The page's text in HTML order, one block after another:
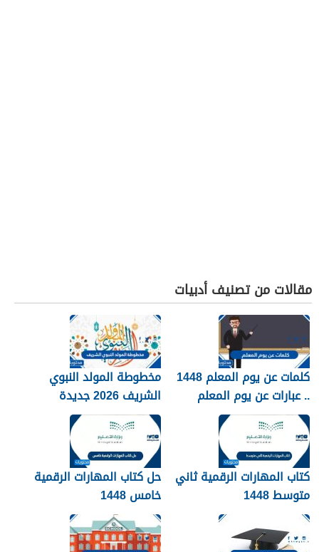
مقالات من تصنيف أدبيات
كلمات عن يوم المعلم 1448
.. عبارات عن يوم المعلم
مكتوبة 1448
مخطوطة المولد النبوي
الشريف 2026 جديدة
كتاب المهارات الرقمية ثاني
متوسط 1448
حل كتاب المهارات الرقمية
خامس 1448